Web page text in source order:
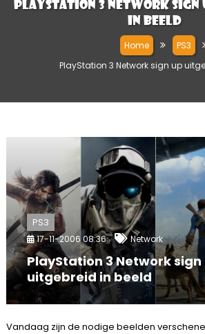
PlayStation 3 Network
in beeld
Home
PS3
PlayStation 3 Network sign up
PS3
17-11-2006 08:36 Network
PlayStation 3 Network sign
uitgebreid in beeld
Vandaag zijn de nodige beelden